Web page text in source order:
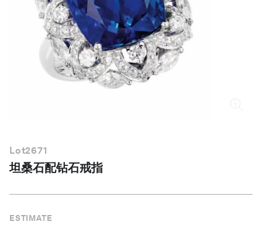
简体中文
Lot2671
坦桑石配钻石戒指
ESTIMATE